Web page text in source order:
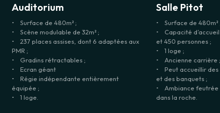
Auditorium
• Surface de 480m² ;
• Scène modulable de 32m² ;
• 237 places assises, dont 6 adaptées aux
PMR ;
• Gradins rétractables ;
• Ecran géant
• Régie indépendante entièrement
équipée ;
• 1 loge.
Salle Pitot
• Surface de 480m²
• Capacité
et 450 personnes ;
• 1 loge ;
• Ancienne carrière ;
• Peut accueillir des
et des banquets ;
• Ambiance feutrée
dans la roche.